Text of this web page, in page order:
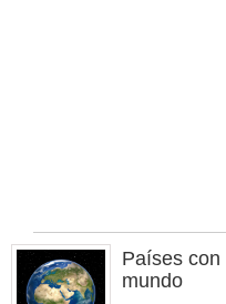
Países con
mundo